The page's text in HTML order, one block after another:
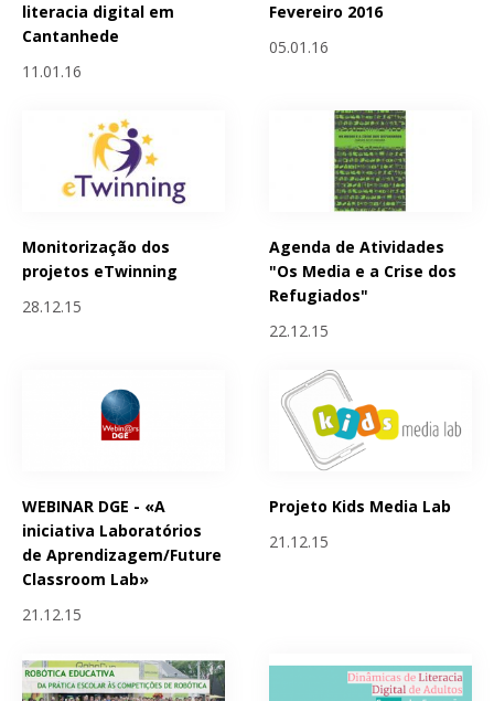
literacia digital em
Cantanhede
11.01.16
Fevereiro 2016
05.01.16
Monitorização dos
projetos eTwinning
28.12.15
Agenda de Atividades
"Os Media e a Crise dos
Refugiados"
22.12.15
WEBINAR DGE - «A
iniciativa Laboratórios
de Aprendizagem/Future
Classroom Lab»
21.12.15
Projeto Kids Media Lab
21.12.15